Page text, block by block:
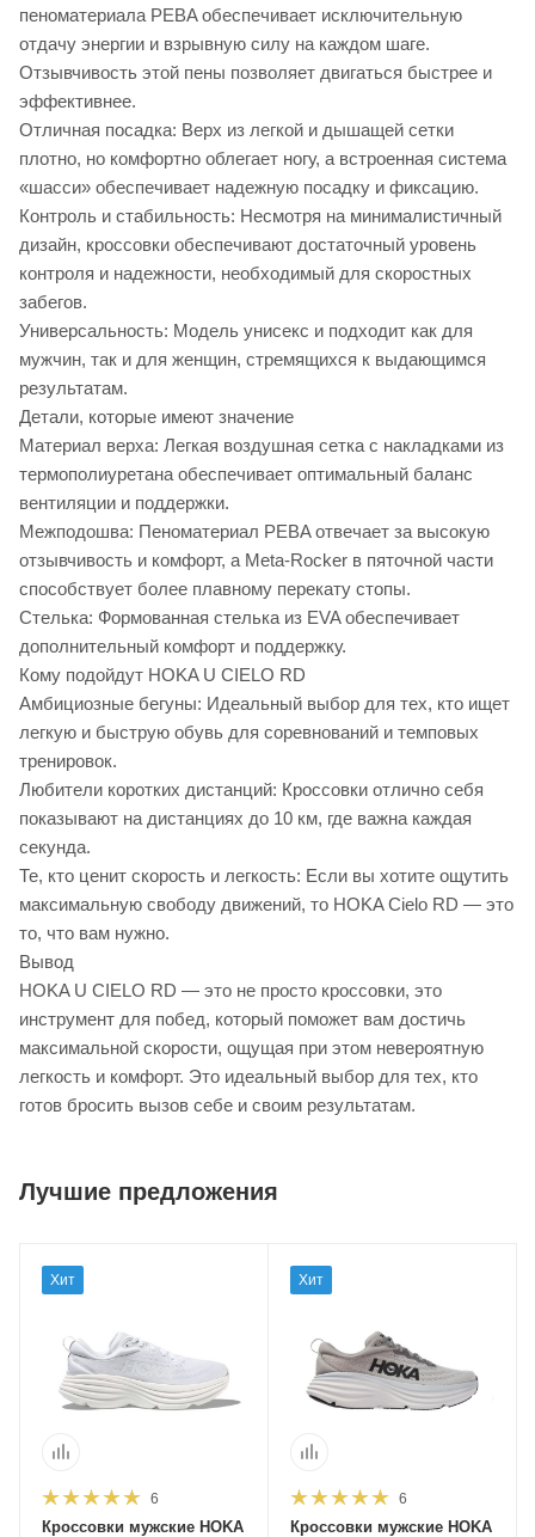
пеноматериала PEBA обеспечивает исключительную
отдачу энергии и взрывную силу на каждом шаге.
Отзывчивость этой пены позволяет двигаться быстрее и
эффективнее.
Отличная посадка: Верх из легкой и дышащей сетки
плотно, но комфортно облегает ногу, а встроенная система
«шасси» обеспечивает надежную посадку и фиксацию.
Контроль и стабильность: Несмотря на минималистичный
дизайн, кроссовки обеспечивают достаточный уровень
контроля и надежности, необходимый для скоростных
забегов.
Универсальность: Модель унисекс и подходит как для
мужчин, так и для женщин, стремящихся к выдающимся
результатам.
Детали, которые имеют значение
Материал верха: Легкая воздушная сетка с накладками из
термополиуретана обеспечивает оптимальный баланс
вентиляции и поддержки.
Межподошва: Пеноматериал PEBA отвечает за высокую
отзывчивость и комфорт, а Meta-Rocker в пяточной части
способствует более плавному перекату стопы.
Стелька: Формованная стелька из EVA обеспечивает
дополнительный комфорт и поддержку.
Кому подойдут HOKA U CIELO RD
Амбициозные бегуны: Идеальный выбор для тех, кто ищет
легкую и быструю обувь для соревнований и темповых
тренировок.
Любители коротких дистанций: Кроссовки отлично себя
показывают на дистанциях до 10 км, где важна каждая
секунда.
Те, кто ценит скорость и легкость: Если вы хотите ощутить
максимальную свободу движений, то HOKA Cielo RD — это
то, что вам нужно.
Вывод
HOKA U CIELO RD — это не просто кроссовки, это
инструмент для побед, который поможет вам достичь
максимальной скорости, ощущая при этом невероятную
легкость и комфорт. Это идеальный выбор для тех, кто
готов бросить вызов себе и своим результатам.
Лучшие предложения
Хит
6
Кроссовки мужские HOKA
Хит
6
Кроссовки мужские HOKA